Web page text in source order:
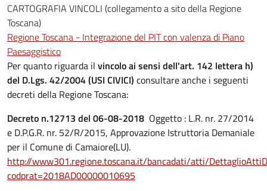
CARTOGRAFIA VINCOLI (collegamento a sito della Regione
Toscana)
Regione Toscana - Integrazione del PIT con valenza di Piano
Paesaggistico
Per quanto riguarda il vincolo ai sensi dell'art. 142 lettera h)
del D.Lgs. 42/2004 (USI CIVICI) consultare anche i seguenti
decreti della Regione Toscana:
Decreto n.12713 del 06-08-2018 Oggetto : L.R. nr. 27/2014
e D.P.G.R. nr. 52/R/2015, Approvazione Istruttoria Demaniale
per il Comune di Camaiore(LU).
http://www301.regione.toscana.it/bancadati/atti/
codprat=2018AD00000010695